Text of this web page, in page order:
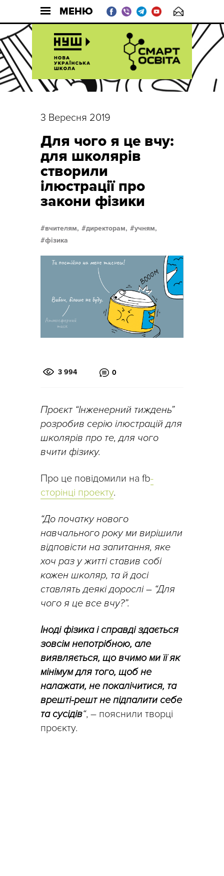
МЕНЮ
3 Вересня 2019
Для чого я це вчу:
для школярів
створили
ілюстрації про
закони фізики
вчителям, директорам,
учням,
фізика
3 994 0
Проєкт “Інженерний тиждень”
розробив серію ілюстрацій для
школярів про те, для чого
вчити фізику.
Про це повідомили на fb-
сторінці проекту.
“До початку нового
навчального року ми вирішили
відповісти на запитання, яке
хоч раз у житті ставив собі
кожен школяр, та й досі
ставлять деякі дорослі – “Для
чого я це все вчу?”.
Іноді фізика і справді здається
зовсім непотрібною, але
виявляється, що вчимо ми її як
мінімум для того, щоб не
налажати, не покалічитися, та
врешті-решт не підпалити себе
та сусідів“, – пояснили творці
проєкту.